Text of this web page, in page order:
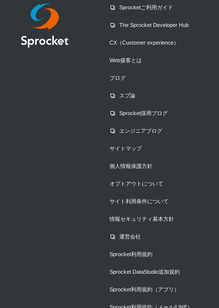
Sprocketご利用ガイド
The Sprocket Developer Hub
CX（Customer experience）
Web接客とは
ブログ
スプ論
Sprocket採用ブログ
エンジニアブログ
サイトマップ
個人情報保護方針
オプトアウトについて
サイト利用条件について
情報セキュリティ基本方針
運営会社
Sprocket利用規約
Sprocket DataStudio追加規約
Sprocket利用規約（アプリ）